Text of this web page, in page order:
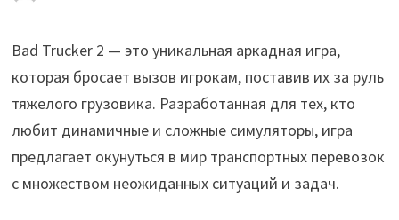
Bad Trucker 2 — это уникальная аркадная игра,
которая бросает вызов игрокам, поставив их за руль
тяжелого грузовика. Разработанная для тех, кто
любит динамичные и сложные симуляторы, игра
предлагает окунуться в мир транспортных перевозок
с множеством неожиданных ситуаций и задач.